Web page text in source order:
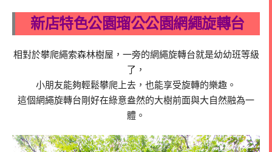
新店特色公園瑠公公園網繩旋轉台
相對於攀爬繩索森林樹屋，一旁的網繩旋轉台就是幼幼班等級
了，
小朋友能夠輕鬆攀爬上去，也能享受旋轉的樂趣。
這個網繩旋轉台剛好在綠意盎然的大樹前面與大自然融為一
體。